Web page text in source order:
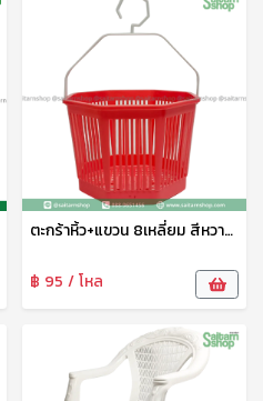
ตะกร้าหิ้ว+แขวน 8เหลี่ยม สีหวาน WN.5959 WN PT
฿ 95 / โหล